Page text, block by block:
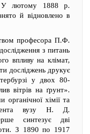
У лютому 1888 р.
й відновлено в
професора П.Ф.
з питань
впливу на клімат,
досліджень друкує
у двох 80-
вітрів на ґрунт».
хімії та
вузу Н. Д.
синтезує дві
З 1890 по 1917